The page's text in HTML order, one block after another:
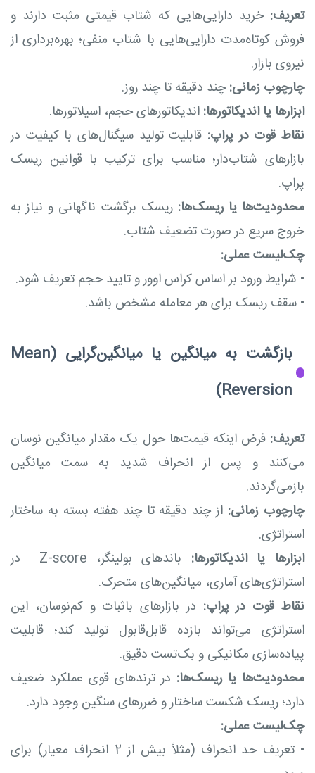
تعریف: خرید دارایی‌هایی که شتاب قیمتی مثبت دارند و
فروش کوتاه‌مدت دارایی‌هایی با شتاب منفی؛ بهره‌برداری از
نیروی بازار.
چارچوب زمانی: چند دقیقه تا چند روز.
ابزارها یا اندیکاتورها: اندیکاتورهای حجم، اسیلاتورها.
نقاط قوت در پراپ: قابلیت تولید سیگنال‌های با کیفیت در
بازارهای شتاب‌دار؛ مناسب برای ترکیب با قوانین ریسک
پراپ.
محدودیت‌ها یا ریسک‌ها: ریسک برگشت ناگهانی و نیاز به
خروج سریع در صورت تضعیف شتاب.
چک‌لیست عملی:
• شرایط ورود بر اساس کراس اوور و تایید حجم تعریف شود.
• سقف ریسک برای هر معامله مشخص باشد.
بازگشت به میانگین یا میانگین‌گرایی (Mean
Reversion)
تعریف: فرض اینکه قیمت‌ها حول یک مقدار میانگین نوسان
می‌کنند و پس از انحراف شدید به سمت میانگین
بازمی‌گردند.
چارچوب زمانی: از چند دقیقه تا چند هفته بسته به ساختار
استراتژی.
ابزارها یا اندیکاتورها:
باندهای بولینگر، Z-score در
استراتژی‌های آماری، میانگین‌های متحرک.
نقاط قوت در پراپ: در بازارهای باثبات و کم‌نوسان، این
استراتژی می‌تواند بازده قابل‌قابول تولید کند؛ قابلیت
پیاده‌سازی مکانیکی و بک‌تست دقیق.
محدودیت‌ها یا ریسک‌ها: در ترندهای قوی عملکرد ضعیف
دارد؛ ریسک شکست ساختار و ضررهای سنگین وجود دارد.
چک‌لیست عملی:
•
تعریف حد انحراف (مثلاً بیش از 2 انحراف معیار) برای